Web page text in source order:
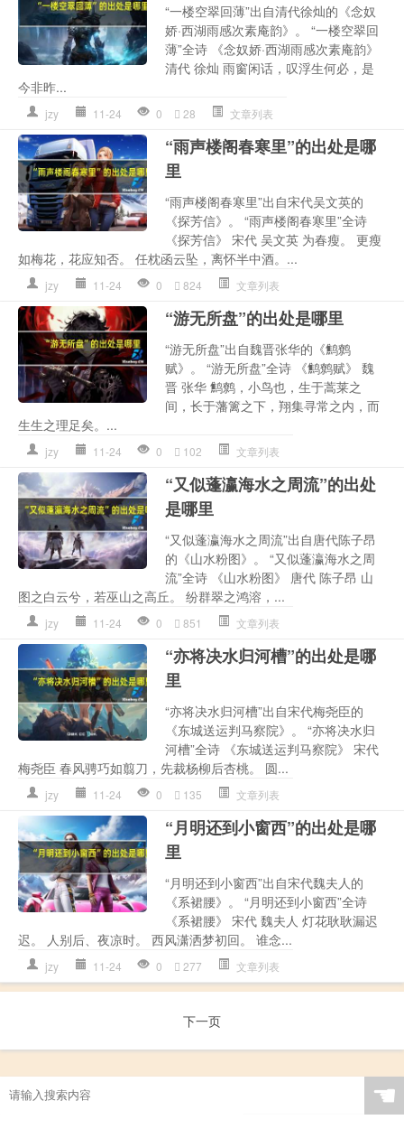
“一楼空翠回薄”出自清代徐灿的《念奴
娇·西湖雨感次素庵韵》。 “一楼空翠回
薄”全诗 《念奴娇·西湖雨感次素庵韵》
清代 徐灿 雨窗闲话，叹浮生何必，是
今非昨...
jzy 11-24 0 28 文章列表
“雨声楼阁春寒里”的出处是哪
里
“雨声楼阁春寒里”出自宋代吴文英的
《探芳信》。 “雨声楼阁春寒里”全诗
《探芳信》 宋代 吴文英 为春瘦。 更瘦
如梅花，花应知否。 任枕函云坠，离怀半中酒。...
jzy 11-24 0 824 文章列表
“游无所盘”的出处是哪里
“游无所盘”出自魏晋张华的《鹪鹩
赋》。 “游无所盘”全诗 《鹪鹩赋》 魏
晋 张华 鹪鹩，小鸟也，生于蒿莱之
间，长于藩篱之下，翔集寻常之内，而
生生之理足矣。...
jzy 11-24 0 102 文章列表
“又似蓬瀛海水之周流”的出处
是哪里
“又似蓬瀛海水之周流”出自唐代陈子昂
的《山水粉图》。 “又似蓬瀛海水之周
流”全诗 《山水粉图》 唐代 陈子昂 山
图之白云兮，若巫山之高丘。 纷群翠之鸿溶，...
jzy 11-24 0 851 文章列表
“亦将决水归河槽”的出处是哪
里
“亦将决水归河槽”出自宋代梅尧臣的
《东城送运判马察院》。 “亦将决水归
河槽”全诗 《东城送运判马察院》 宋代
梅尧臣 春风骋巧如翦刀，先裁杨柳后杏桃。 圆...
jzy 11-24 0 135 文章列表
“月明还到小窗西”的出处是哪
里
“月明还到小窗西”出自宋代魏夫人的
《系裙腰》。 “月明还到小窗西”全诗
《系裙腰》 宋代 魏夫人 灯花耿耿漏迟
迟。 人别后、夜凉时。 西风潇洒梦初回。 谁念...
jzy 11-24 0 277 文章列表
下一页
☚